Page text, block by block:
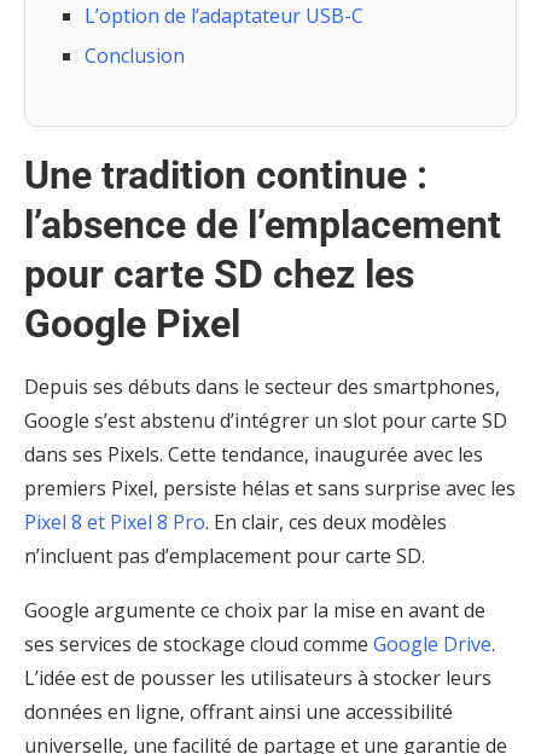
L’option de l’adaptateur USB-C
Conclusion
Une tradition continue :
l’absence de l’emplacement
pour carte SD chez les
Google Pixel
Depuis ses débuts dans le secteur des smartphones,
Google s’est abstenu d’intégrer un slot pour carte SD
dans ses Pixels. Cette tendance, inaugurée avec les
premiers Pixel, persiste hélas et sans surprise avec les
Pixel 8 et Pixel 8 Pro. En clair, ces deux modèles
n’incluent pas d’emplacement pour carte SD.
Google argumente ce choix par la mise en avant de
ses services de stockage cloud comme Google Drive.
L’idée est de pousser les utilisateurs à stocker leurs
données en ligne, offrant ainsi une accessibilité
universelle, une facilité de partage et une garantie de